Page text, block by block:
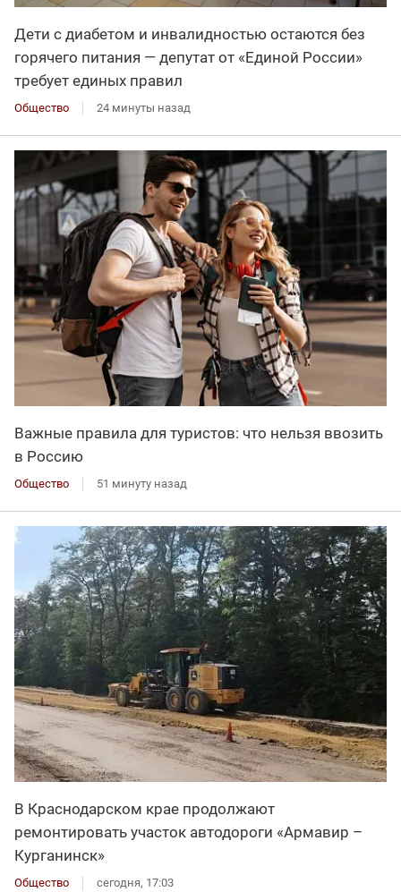
Дети с диабетом и инвалидностью остаются без
горячего питания — депутат от «Единой России»
требует единых правил
Общество 24 минуты назад
Важные правила для туристов: что нельзя ввозить
в Россию
Общество 51 минуту назад
В Краснодарском крае продолжают
ремонтировать участок автодороги «Армавир –
Курганинск»
Общество сегодня, 17:03